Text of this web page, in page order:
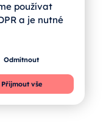
škol
článek
používat
a je nutné
Odmítnout
Přijmout vše